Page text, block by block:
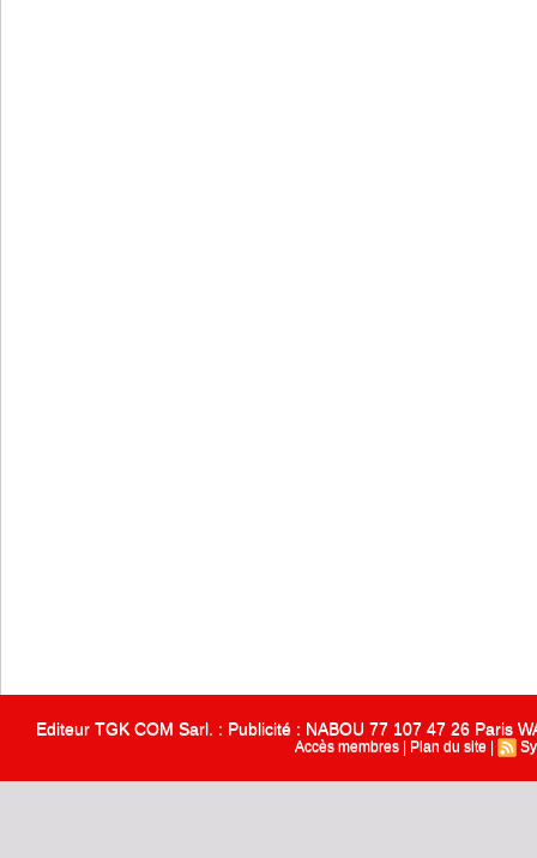
Editeur TGK COM Sarl. : Publicité : NABOU 77 107 47 26 Paris
Accès membres Plan du site